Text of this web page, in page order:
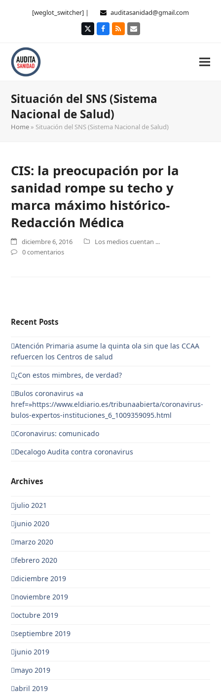
[weglot_switcher] | auditasanidad@gmail.com
TwitterFacebook
RSS Correo
Situación del SNS (Sistema
Nacional de Salud)
Home » Situación del SNS (Sistema Nacional de Salud)
CIS: la preocupación por la
sanidad rompe su techo y
marca máximo histórico-
Redacción Médica
diciembre 6, 2016
Los medios cuentan ...
0 comentarios
Recent Posts
Atención Primaria asume la quinta ola sin que las CCAA
refuercen los Centros de salud
¿Con estos mimbres, de verdad?
Bulos coronavirus «a
href=»https://www.eldiario.es/tribunaabierta/coronavirus-
bulos-expertos-instituciones_6_1009359095.html
Coronavirus: comunicado
Decalogo Audita contra coronavirus
Archives
julio 2021
junio 2020
marzo 2020
febrero 2020
diciembre 2019
noviembre 2019
octubre 2019
septiembre 2019
junio 2019
mayo 2019
abril 2019